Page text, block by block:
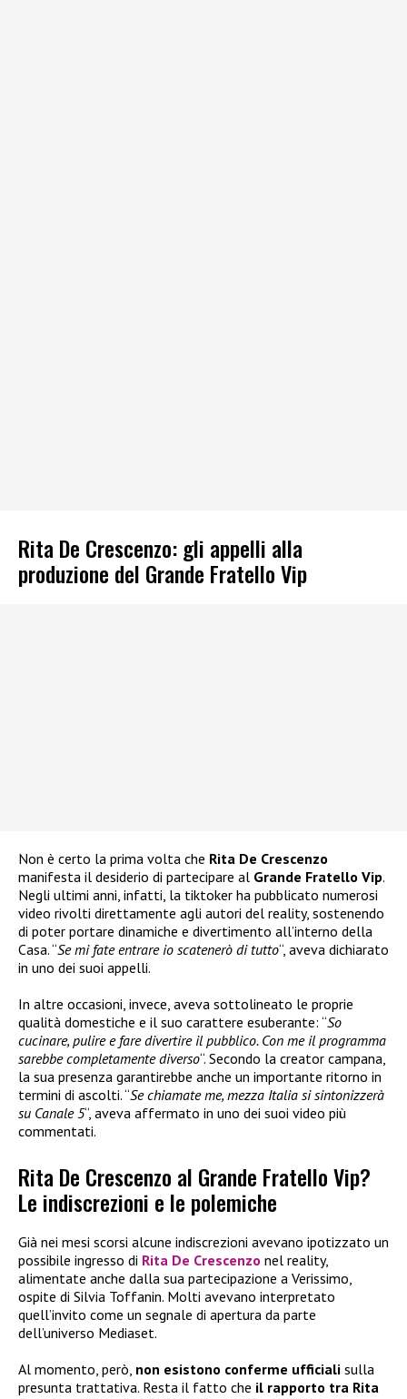
Rita De Crescenzo: gli appelli alla
produzione del Grande Fratello Vip
Non è certo la prima volta che Rita De Crescenzo
manifesta il desiderio di partecipare al Grande Fratello Vip.
Negli ultimi anni, infatti, la tiktoker ha pubblicato numerosi
video rivolti direttamente agli autori del reality, sostenendo
di poter portare dinamiche e divertimento all’interno della
Casa. “Se mi fate entrare io scatenerò di tutto“, aveva dichiarato
in uno dei suoi appelli.
In altre occasioni, invece, aveva sottolineato le proprie
qualità domestiche e il suo carattere esuberante: “So
cucinare, pulire e fare divertire il pubblico. Con me il programma
sarebbe completamente diverso“. Secondo la creator campana,
la sua presenza garantirebbe anche un importante ritorno in
termini di ascolti. “Se chiamate me, mezza Italia si sintonizzerà
su Canale 5“, aveva affermato in uno dei suoi video più
commentati.
Rita De Crescenzo al Grande Fratello Vip?
Le indiscrezioni e le polemiche
Già nei mesi scorsi alcune indiscrezioni avevano ipotizzato un
possibile ingresso di Rita De Crescenzo nel reality,
alimentate anche dalla sua partecipazione a Verissimo,
ospite di Silvia Toffanin. Molti avevano interpretato
quell’invito come un segnale di apertura da parte
dell’universo Mediaset.
Al momento, però, non esistono conferme ufficiali sulla
presunta trattativa. Resta il fatto che il rapporto tra Rita